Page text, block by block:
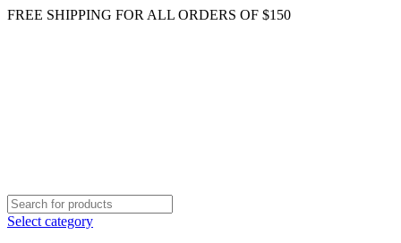
FREE SHIPPING FOR ALL ORDERS OF $150
Select category